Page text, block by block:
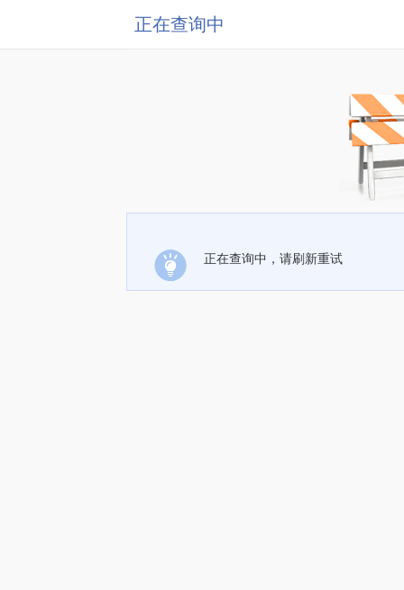
正在查询中
正在查询中，请刷新重试